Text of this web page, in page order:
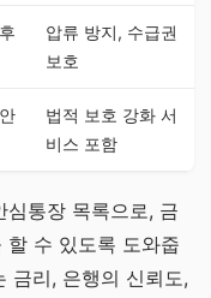
압류 방지, 수급권
보호
법적 보호 강화 서
비스 포함
통장 목록으로, 금
할 수 있도록 도와줍
금리, 은행의 신뢰도,